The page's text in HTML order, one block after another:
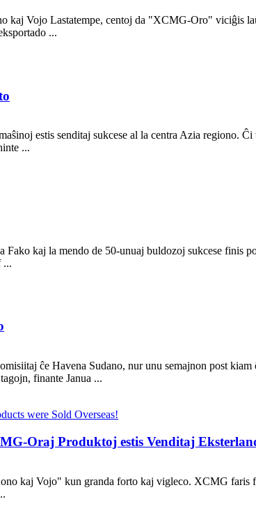
Vojo Lastatempe, centoj da "XCMG-Oro" viciĝis
...
estis senditaj sukcese al la centra Azia regiono.
...
kaj la mendo de 50-unuaj buldozoj sukcese finis
...
ĉe Havena Sudano, nur unu semajnon post
finante Janua ...
Oraj Produktoj estis Venditaj
kaj Vojo" kun granda forto kaj vigleco. XCMG faris